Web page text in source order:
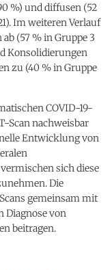
%) und diffusen (52
Im weiteren Verlauf
(57 % in Gruppe 3
Konsolidierungen
zu (40 % in Gruppe
COVID-19-
Scan nachweisbar
Entwicklung von
sich diese
Die
gemeinsam mit
Diagnose von
beitragen.